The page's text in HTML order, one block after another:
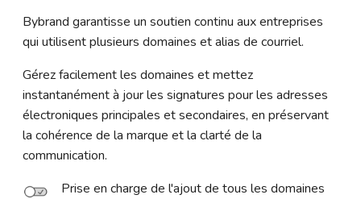
Bybrand garantisse un soutien continu aux entreprises
qui utilisent plusieurs domaines et alias de courriel.
Gérez facilement les domaines et mettez
instantanément à jour les signatures pour les adresses
électroniques principales et secondaires, en préservant
la cohérence de la marque et la clarté de la
communication.
Prise en charge de l'ajout de tous les domaines